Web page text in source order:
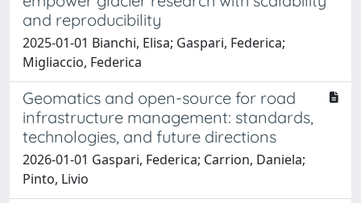
and reproducibility
2025-01-01 Bianchi, Elisa; Gaspari, Federica;
Migliaccio, Federica
Geomatics and open-source for road
infrastructure management: standards,
technologies, and future directions
2026-01-01 Gaspari, Federica; Carrion, Daniela;
Pinto, Livio